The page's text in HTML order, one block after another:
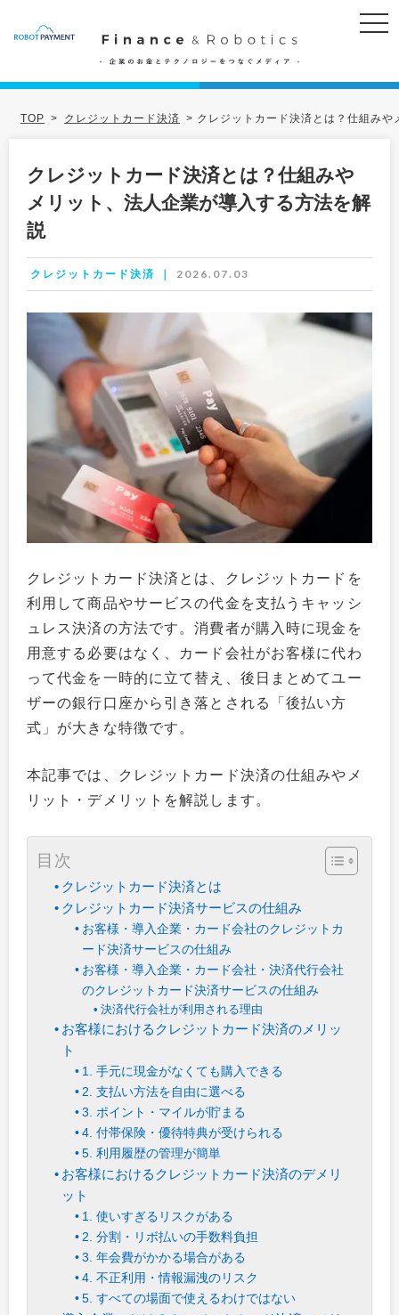
TOP > クレジットカード決済 > クレジットカード決済とは？仕組み
クレジットカード決済とは？仕組みや
メリット、法人企業が導入する方法を解
説
クレジットカード決済 2026.07.03
クレジットカード決済とは、クレジットカードを
利用して商品やサービスの代金を支払うキャッシ
ュレス決済の方法です。消費者が購入時に現金を
用意する必要はなく、カード会社がお客様に代わ
って代金を一時的に立て替え、後日まとめてユー
ザーの銀行口座から引き落とされる「後払い方
式」が大きな特徴です。
本記事では、クレジットカード決済の仕組みやメ
リット・デメリットを解説します。
目次
クレジットカード決済とは
クレジットカード決済サービスの仕組み
お客様・導入企業・カード会社のクレジットカ
ード決済サービスの仕組み
お客様・導入企業・カード会社・決済代行会社
のクレジットカード決済サービスの仕組み
決済代行会社が利用される理由
お客様におけるクレジットカード決済のメリッ
ト
1. 手元に現金がなくても購入できる
2. 支払い方法を自由に選べる
3. ポイント・マイルが貯まる
4. 付帯保険・優待特典が受けられる
5. 利用履歴の管理が簡単
お客様におけるクレジットカード決済のデメリ
ット
1. 使いすぎるリスクがある
2. 分割・リボ払いの手数料負担
3. 年会費がかかる場合がある
4. 不正利用・情報漏洩のリスク
5. すべての場面で使えるわけではない